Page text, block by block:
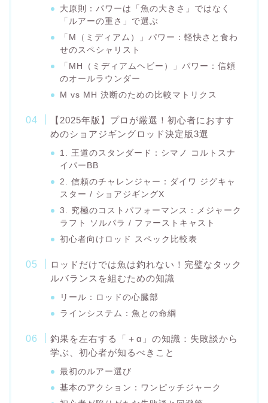
大原則：パワーは「魚の大きさ」ではなく
「ルアーの重さ」で選ぶ
「M（ミディアム）」パワー：軽快さと食わ
せのスペシャリスト
「MH（ミディアムヘビー）」パワー：信頼
のオールラウンダー
M vs MH 決断のための比較マトリクス
【2025年版】プロが厳選！初心者におすす
めのショアジギングロッド決定版3選
1. 王道のスタンダード：シマノ コルトスナ
イパーBB
2. 信頼のチャレンジャー：ダイワ ジグキャ
スター / ショアジギングX
3. 究極のコストパフォーマンス：メジャーク
ラフト ソルパラ / ファーストキャスト
初心者向けロッド スペック比較表
ロッドだけでは魚は釣れない！完璧なタック
ルバランスを組むための知識
リール：ロッドの心臓部
ラインシステム：魚との命綱
釣果を左右する「＋α」の知識：失敗談から
学ぶ、初心者が知るべきこと
最初のルアー選び
基本のアクション：ワンピッチジャーク